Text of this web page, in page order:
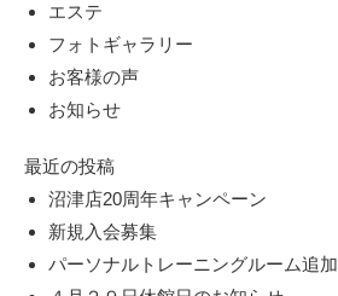
エステ
フォトギャラリー
お客様の声
お知らせ
最近の投稿
沼津店20周年キャンペーン
新規入会募集
パーソナルトレーニングルーム追加